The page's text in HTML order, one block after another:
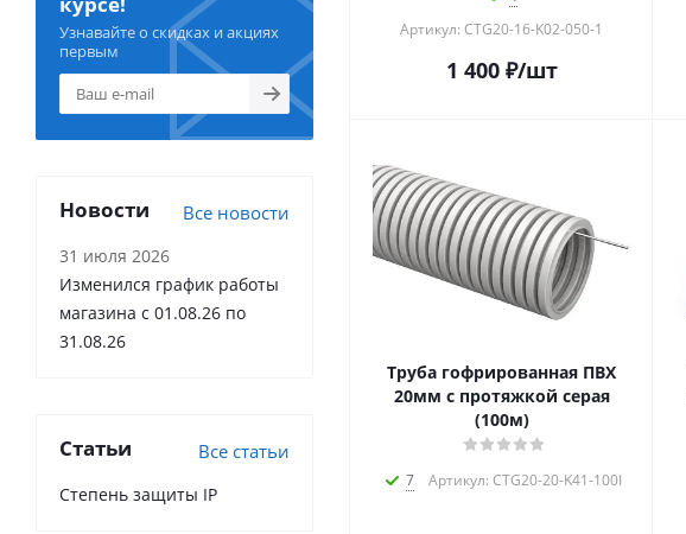
Артикул: CTG20-16-K02-050-1
1 400₽/шт
Труба гофрированная ПВХ
20мм с протяжкой серая
(100м)
7 Артикул: CTG20-20-K41-100I
Узнавайте о скидках и акциях
первым
Новости Все новости
31 июля 2026
Изменился график работы
магазина с 01.08.26 по
31.08.26
Статьи Все статьи
Степень защиты IP